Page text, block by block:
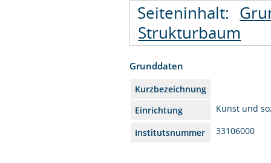
Seiteninhalt:
Strukturbaum
Grunddaten
Kurzbezeichnung
Einrichtung
Kunst und
Institutsnummer 33106000